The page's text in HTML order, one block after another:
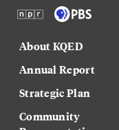
About KQED
Annual Report
Strategic Plan
Community